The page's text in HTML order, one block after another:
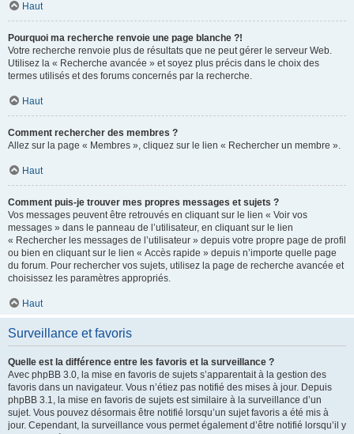
Haut
Pourquoi ma recherche renvoie une page blanche ?!
Votre recherche renvoie plus de résultats que ne peut gérer le serveur Web.
Utilisez la « Recherche avancée » et soyez plus précis dans le choix des
termes utilisés et des forums concernés par la recherche.
Haut
Comment rechercher des membres ?
Allez sur la page « Membres », cliquez sur le lien « Rechercher un membre ».
Haut
Comment puis-je trouver mes propres messages et sujets ?
Vos messages peuvent être retrouvés en cliquant sur le lien « Voir vos
messages » dans le panneau de l’utilisateur, en cliquant sur le lien
« Rechercher les messages de l’utilisateur » depuis votre propre page de profil
ou bien en cliquant sur le lien « Accès rapide » depuis n’importe quelle page
du forum. Pour rechercher vos sujets, utilisez la page de recherche avancée et
choisissez les paramètres appropriés.
Haut
Surveillance et favoris
Quelle est la différence entre les favoris et la surveillance ?
Avec phpBB 3.0, la mise en favoris de sujets s’apparentait à la gestion des
favoris dans un navigateur. Vous n’étiez pas notifié des mises à jour. Depuis
phpBB 3.1, la mise en favoris de sujets est similaire à la surveillance d’un
sujet. Vous pouvez désormais être notifié lorsqu’un sujet favoris a été mis à
jour. Cependant, la surveillance vous permet également d’être notifié lorsqu’il y